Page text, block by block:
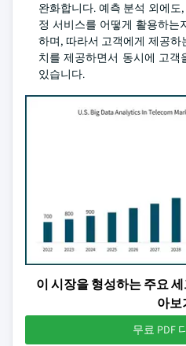
완화합니다. 예측 분석 외에
정 서비스를 어떻게 활용하는
하며, 따라서 고객에게 제공
치를 제공하면서 동시에 고
있습니다.
이 시장을 형성하는 주요
아보
무료 PDF